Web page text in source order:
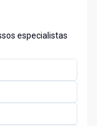
especialistas